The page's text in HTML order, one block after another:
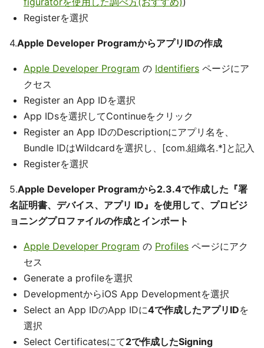
Registerを選択
4.Apple Developer ProgramからアプリIDの作成
Apple Developer Program の Identifiers ページにア
クセス
Register an App IDを選択
App IDsを選択してContinueをクリック
Register an App IDのDescriptionにアプリ名を、
Bundle IDはWildcardを選択し、[com.組織名.*]と記入
Registerを選択
5.Apple Developer Programから2.3.4で作成した『署
名証明書、デバイス、アプリ ID』を使用して、プロビジ
ョニングプロファイルの作成とインポート
Apple Developer Program の Profiles ページにアク
セス
Generate a profileを選択
DevelopmentからiOS App Developmentを選択
Select an App IDのApp IDに4で作成したアプリIDを
選択
Select Certificatesにて2で作成したSigning